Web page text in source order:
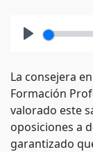
La consejera
Formación
valorado este
oposiciones a
garantizado